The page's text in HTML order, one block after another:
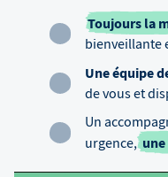
Toujours la
bienveillante
Une équipe
de vous et
Un
urgence,une